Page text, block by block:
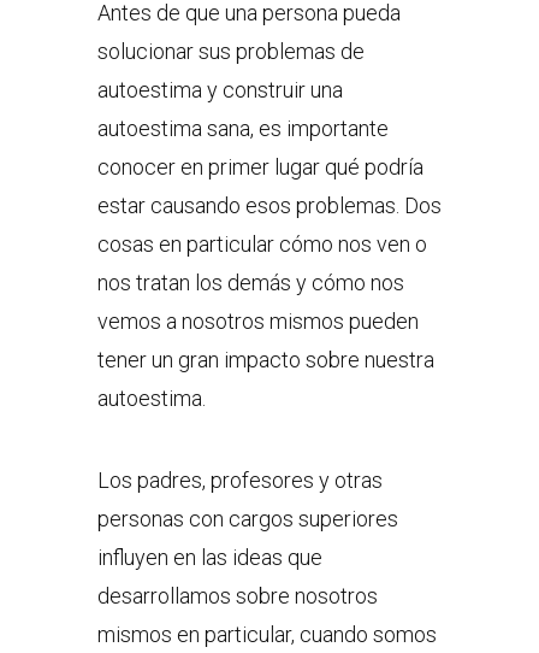
Antes de que una persona pueda
solucionar sus problemas de
autoestima y construir una
autoestima sana, es importante
conocer en primer lugar qué podría
estar causando esos problemas. Dos
cosas en particular cómo nos ven o
nos tratan los demás y cómo nos
vemos a nosotros mismos pueden
tener un gran impacto sobre nuestra
autoestima.
Los padres, profesores y otras
personas con cargos superiores
influyen en las ideas que
desarrollamos sobre nosotros
mismos en particular, cuando somos